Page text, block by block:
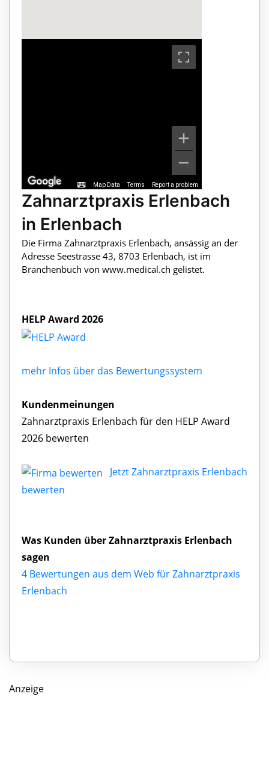
Map Data Terms Report a problem
Zahnarztpraxis Erlenbach
in Erlenbach
Die Firma Zahnarztpraxis Erlenbach, ansässig an der
Adresse Seestrasse 43, 8703 Erlenbach, ist im
Branchenbuch von www.medical.ch gelistet.
HELP Award 2026
mehr Infos über das Bewertungssystem
Kundenmeinungen
Zahnarztpraxis Erlenbach für den HELP Award
2026 bewerten
Jetzt Zahnarztpraxis Erlenbach
bewerten
Was Kunden über Zahnarztpraxis Erlenbach
sagen
4 Bewertungen aus dem Web für Zahnarztpraxis
Erlenbach
Anzeige